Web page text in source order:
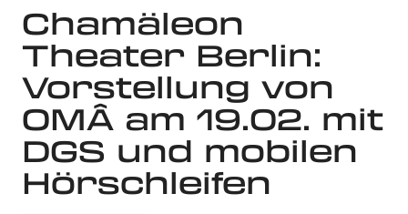
Chamäleon
Theater Berlin:
Vorstellung von
OMÂ am 19.02. mit
DGS und mobilen
Hörschleifen